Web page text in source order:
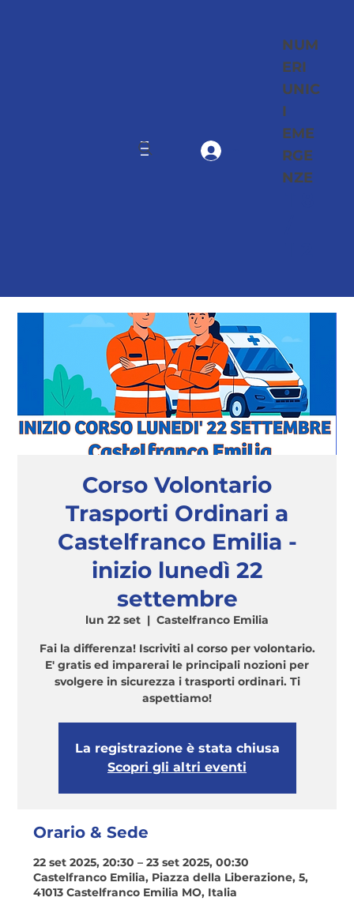
NUM
ERI
UNIC
I
EME
RGE
NZE
Corso Volontario
Trasporti Ordinari a
Castelfranco Emilia -
inizio lunedì 22
settembre
lun 22 set
  |
Castelfranco Emilia
Fai la differenza! Iscriviti al corso per volontario.
E' gratis ed imparerai le principali nozioni per
svolgere in sicurezza i trasporti ordinari. Ti
aspettiamo!
La registrazione è stata chiusa
Scopri gli altri eventi
Orario & Sede
22 set 2025, 20:30 – 23 set 2025, 00:30
Castelfranco Emilia, Piazza della Liberazione, 5,
41013 Castelfranco Emilia MO, Italia